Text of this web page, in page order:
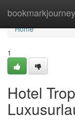
bookmarkjourney
Home
Home
1
Hotel